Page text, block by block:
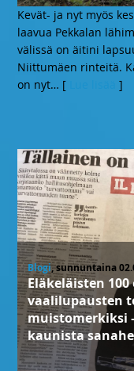
Kevät- ja nyt myös
laavua Pekkalan
välissä on äitini
Niittumäen rinteitä.
on nyt… [ ]
Blogi, sunnuntaina
Eläkeläisten
vaalilupausten
muistomerkiksi
kaunista